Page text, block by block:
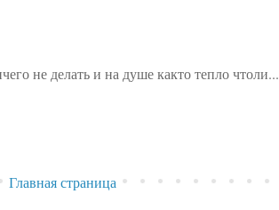
не делать и на душе както тепло чтоли...
Главная страница